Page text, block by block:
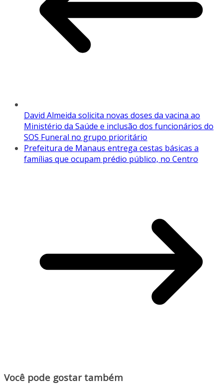
David Almeida solicita novas doses da vacina ao
Ministério da Saúde e inclusão dos funcionários do
SOS Funeral no grupo prioritário
Prefeitura de Manaus entrega cestas básicas a
famílias que ocupam prédio público, no Centro
Você pode gostar também